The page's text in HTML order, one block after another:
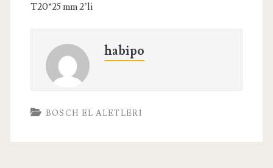
T20*25 mm 2’li
habipo
BOSCH EL ALETLERI